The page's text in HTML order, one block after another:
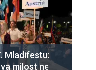
Mladifestu:
milost ne